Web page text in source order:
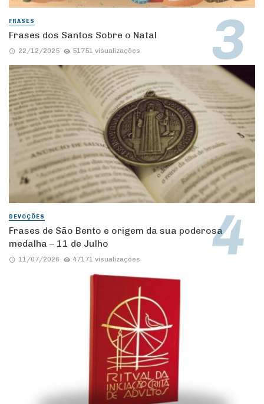
FRASES
Frases dos Santos Sobre o Natal
22/12/2025 51751 visualizações
DEVOÇÕES
Frases de São Bento e origem da sua poderosa
medalha – 11 de Julho
11/07/2026 47171 visualizações